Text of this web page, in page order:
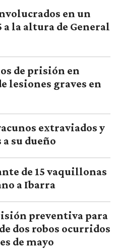
en un
a la altura de General
de prisión en
lesiones graves en
extraviados y
su dueño
de 15 vaquillonas
a Ibarra
preventiva para
dos robos ocurridos
de mayo